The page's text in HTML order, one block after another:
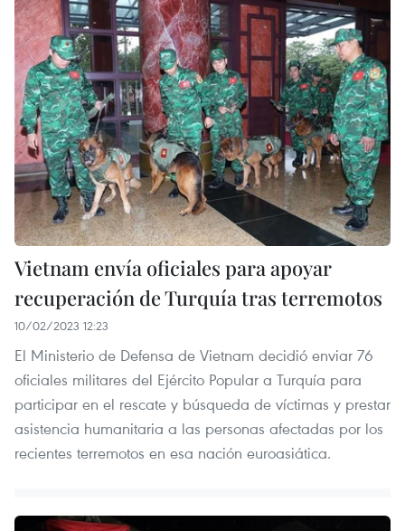
Vietnam envía oficiales para apoyar
recuperación de Turquía tras terremotos
10/02/2023 12:23
El Ministerio de Defensa de Vietnam decidió enviar 76
oficiales militares del Ejército Popular a Turquía para
participar en el rescate y búsqueda de víctimas y prestar
asistencia humanitaria a las personas afectadas por los
recientes terremotos en esa nación euroasiática.